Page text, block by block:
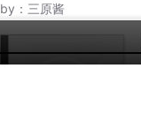
by： 三原酱